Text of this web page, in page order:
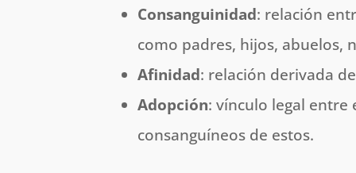
Consanguinidad: relación
como padres, hijos, abuelos,
Afinidad: relación derivada
Adopción: vínculo legal entre
consanguíneos de estos.